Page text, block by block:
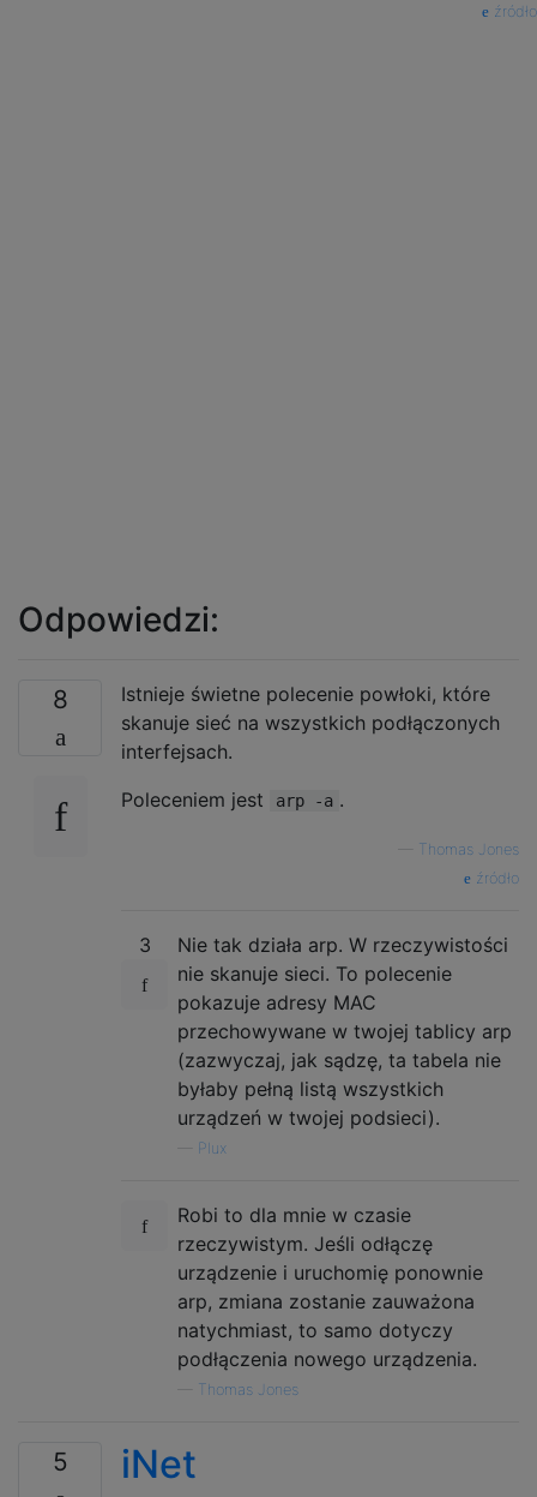
źródło
Odpowiedzi:
8
Istnieje świetne polecenie powłoki, które
skanuje sieć na wszystkich podłączonych
interfejsach.
Poleceniem jest
arp -a .
Thomas Jones
źródło
3
Nie tak działa arp. W rzeczywistości
nie skanuje sieci. To polecenie
pokazuje adresy MAC
przechowywane w twojej tablicy arp
(zazwyczaj, jak sądzę, ta tabela nie
byłaby pełną listą wszystkich
urządzeń w twojej podsieci).
Plux
Robi to dla mnie w czasie
rzeczywistym. Jeśli odłączę
urządzenie i uruchomię ponownie
arp, zmiana zostanie zauważona
natychmiast, to samo dotyczy
podłączenia nowego urządzenia.
Thomas Jones
5 iNet